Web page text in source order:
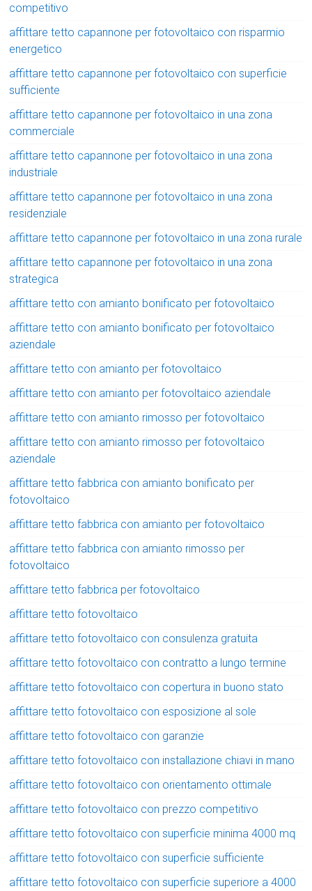
competitivo
affittare tetto capannone per fotovoltaico con risparmio
energetico
affittare tetto capannone per fotovoltaico con superficie
sufficiente
affittare tetto capannone per fotovoltaico in una zona
commerciale
affittare tetto capannone per fotovoltaico in una zona
industriale
affittare tetto capannone per fotovoltaico in una zona
residenziale
affittare tetto capannone per fotovoltaico in una zona rurale
affittare tetto capannone per fotovoltaico in una zona
strategica
affittare tetto con amianto bonificato per fotovoltaico
affittare tetto con amianto bonificato per fotovoltaico
aziendale
affittare tetto con amianto per fotovoltaico
affittare tetto con amianto per fotovoltaico aziendale
affittare tetto con amianto rimosso per fotovoltaico
affittare tetto con amianto rimosso per fotovoltaico
aziendale
affittare tetto fabbrica con amianto bonificato per
fotovoltaico
affittare tetto fabbrica con amianto per fotovoltaico
affittare tetto fabbrica con amianto rimosso per
fotovoltaico
affittare tetto fabbrica per fotovoltaico
affittare tetto fotovoltaico
affittare tetto fotovoltaico con consulenza gratuita
affittare tetto fotovoltaico con contratto a lungo termine
affittare tetto fotovoltaico con copertura in buono stato
affittare tetto fotovoltaico con esposizione al sole
affittare tetto fotovoltaico con garanzie
affittare tetto fotovoltaico con installazione chiavi in mano
affittare tetto fotovoltaico con orientamento ottimale
affittare tetto fotovoltaico con prezzo competitivo
affittare tetto fotovoltaico con superficie minima 4000 mq
affittare tetto fotovoltaico con superficie sufficiente
affittare tetto fotovoltaico con superficie superiore a 4000